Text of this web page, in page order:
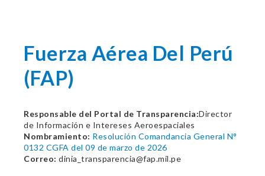
Fuerza Aérea Del Perú
(FAP)
Responsable del Portal de Transparencia:Director
de Información e Intereses Aeroespaciales
Nombramiento: Resolución Comandancia General N°
0132 CGFA del 09 de marzo de 2026
Correo: dinia_transparencia@fap.mil.pe